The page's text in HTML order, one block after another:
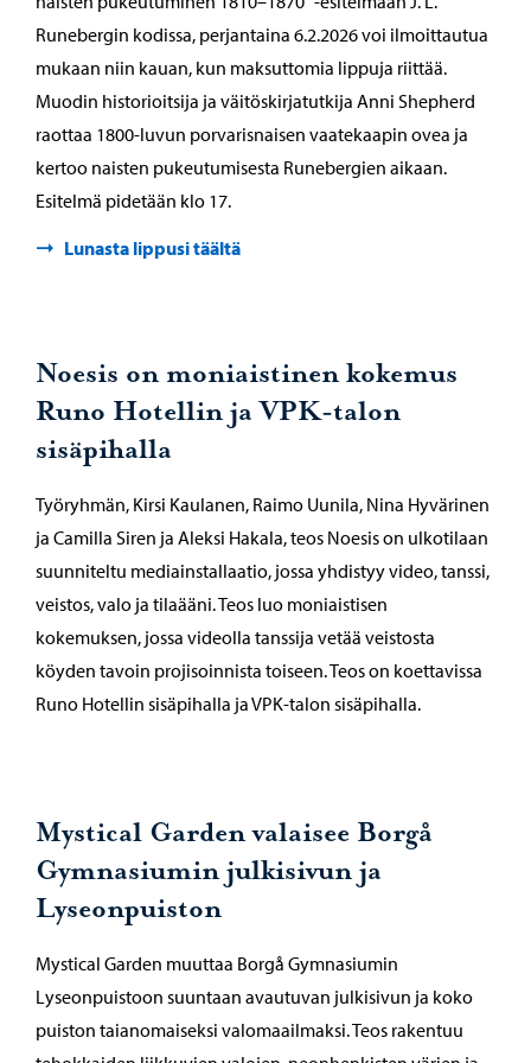
Runebergin kodissa, perjantaina 6.2.2026 voi ilmoittautua
mukaan niin kauan, kun maksuttomia lippuja riittää.
Muodin historioitsija ja väitöskirjatutkija Anni Shepherd
raottaa 1800-luvun porvarisnaisen vaatekaapin ovea ja
kertoo naisten pukeutumisesta Runebergien aikaan.
Esitelmä pidetään klo 17.
Lunasta lippusi täältä
Noesis on moniaistinen kokemus
Runo Hotellin ja VPK-talon
sisäpihalla
Työryhmän, Kirsi Kaulanen, Raimo Uunila, Nina Hyvärinen
ja Camilla Siren ja Aleksi Hakala, teos Noesis on ulkotilaan
suunniteltu mediainstallaatio, jossa yhdistyy video, tanssi,
veistos, valo ja tilaääni. Teos luo moniaistisen
kokemuksen, jossa videolla tanssija vetää veistosta
köyden tavoin projisoinnista toiseen. Teos on koettavissa
Runo Hotellin sisäpihalla ja VPK-talon sisäpihalla.
Mystical Garden valaisee Borgå
Gymnasiumin julkisivun ja
Lyseonpuiston
Mystical Garden muuttaa Borgå Gymnasiumin
Lyseonpuistoon suuntaan avautuvan julkisivun ja koko
puiston taianomaiseksi valomaailmaksi. Teos rakentuu